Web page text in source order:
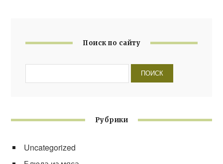
Поиск по сайту
Рубрики
Uncategorized